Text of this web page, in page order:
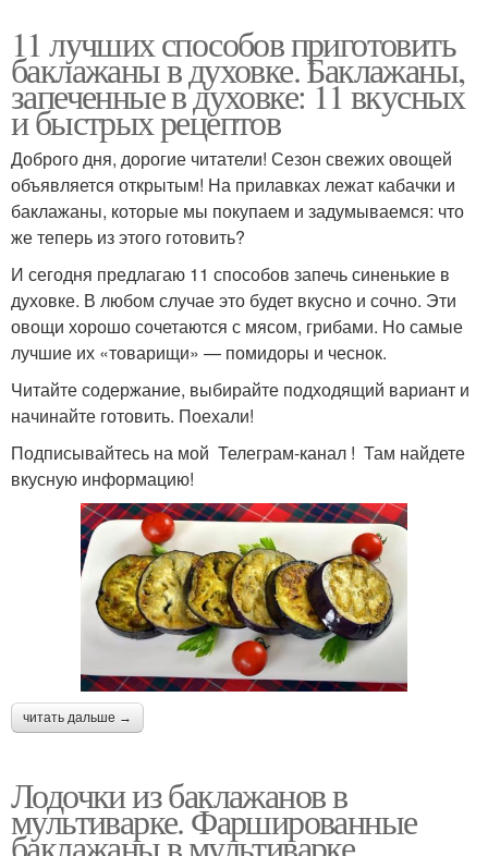
11 лучших способов приготовить
баклажаны в духовке. Баклажаны,
запеченные в духовке: 11 вкусных
и быстрых рецептов
Доброго дня, дорогие читатели! Сезон свежих овощей
объявляется открытым! На прилавках лежат кабачки и
баклажаны, которые мы покупаем и задумываемся: что
же теперь из этого готовить?
И сегодня предлагаю 11 способов запечь синенькие в
духовке. В любом случае это будет вкусно и сочно. Эти
овощи хорошо сочетаются с мясом, грибами. Но самые
лучшие их «товарищи» — помидоры и чеснок.
Читайте содержание, выбирайте подходящий вариант и
начинайте готовить. Поехали!
Подписывайтесь на мой Телеграм-канал ! Там найдете
вкусную информацию!
читать дальше →
Лодочки из баклажанов в
мультиварке. Фаршированные